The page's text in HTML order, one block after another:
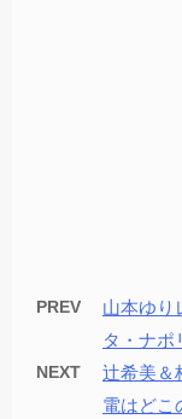
PREV
山本ゆり
タ・ナポ
NEXT
辻希美＆
電はどこ